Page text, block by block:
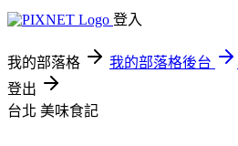
登入
我的部落格 我的部落格後台
登出
台北 美味食記